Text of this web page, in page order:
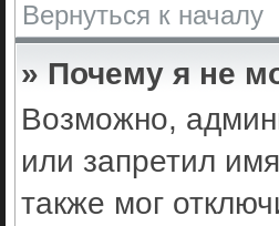
Вернуться к началу
» Почему я не
Возможно,
или запретил
также мог